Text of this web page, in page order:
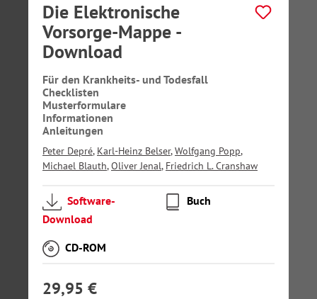
Die Elektronische
Vorsorge-Mappe -
Download
Für den Krankheits- und Todesfall
Checklisten
Musterformulare
Informationen
Anleitungen
Peter Depré, Karl-Heinz Belser,Wolfgang Popp,
Michael Blauth,Oliver Jenal, Friedrich L. Cranshaw
Software-
Download
Buch
CD-ROM
29,95 €